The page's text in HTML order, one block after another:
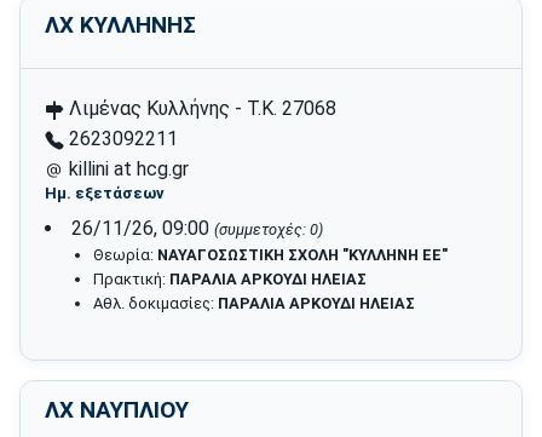
ΛΧ ΚΥΛΛΗΝΗΣ
Λιμένας Κυλλήνης - Τ.Κ. 27068
2623092211
killini at hcg.gr
Ημ. εξετάσεων
26/11/26, 09:00 (συμμετοχές: 0)
Θεωρία: ΝΑΥΑΓΟΣΩΣΤΙΚΗ ΣΧΟΛΗ "ΚΥΛΛΗΝΗ ΕΕ"
Πρακτική: ΠΑΡΑΛΙΑ ΑΡΚΟΥΔΙ ΗΛΕΙΑΣ
Αθλ. δοκιμασίες: ΠΑΡΑΛΙΑ ΑΡΚΟΥΔΙ ΗΛΕΙΑΣ
ΛΧ ΝΑΥΠΛΙΟΥ